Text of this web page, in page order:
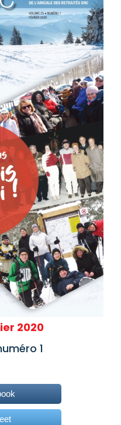
2020
1